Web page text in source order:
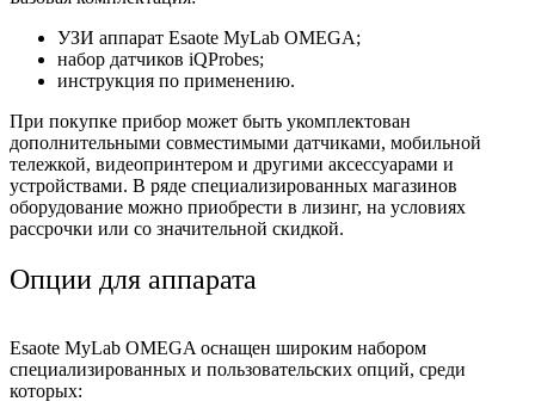
УЗИ аппарат Esaote MyLab OMEGA;
набор датчиков iQProbes;
инструкция по применению.
При покупке прибор может быть укомплектован
дополнительными совместимыми датчиками, мобильной
тележкой, видеопринтером и другими аксессуарами и
устройствами. В ряде специализированных магазинов
оборудование можно приобрести в лизинг, на условиях
рассрочки или со значительной скидкой.
Опции для аппарата
Esaote MyLab OMEGA оснащен широким набором
специализированных и пользовательских опций, среди
которых: